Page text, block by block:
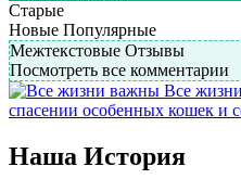
Старые
Новые Популярные
Межтекстовые Отзывы
Посмотреть все комментарии
Все
спасении особенных кошек и
Наша История